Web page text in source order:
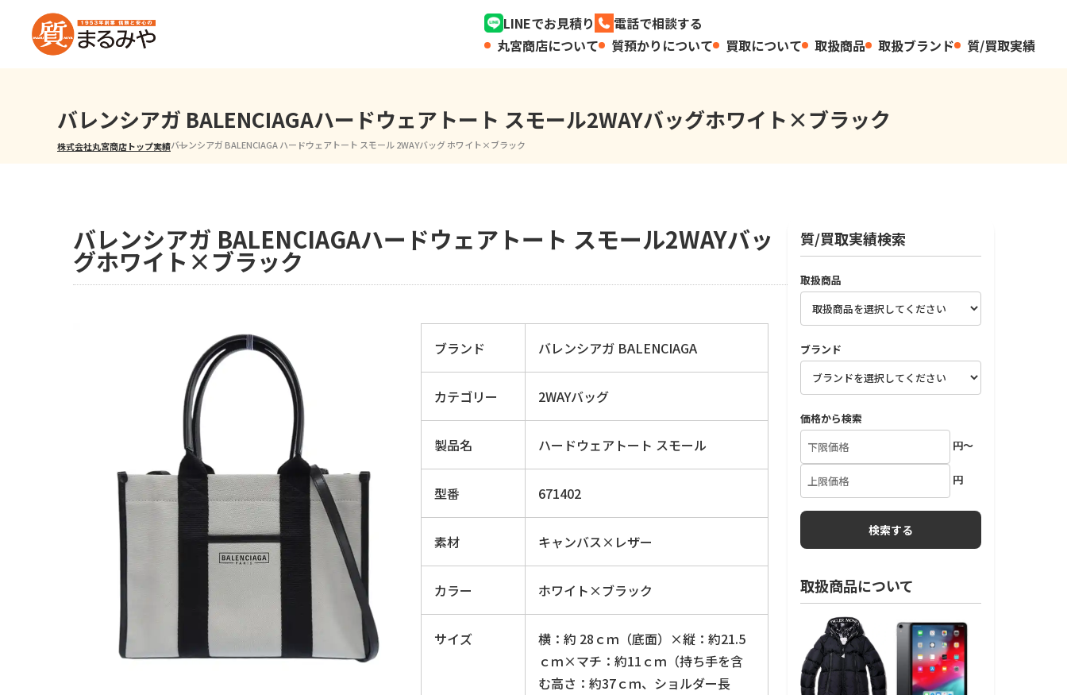
LINEでお見積り
電話で相談する
丸宮商店について
質預かりについて 買取について 取扱商品 取扱ブランド 質/買取実績
バレンシアガ BALENCIAGAハードウェアトート スモール2WAYバッグホワイト×ブラック
株式会社丸宮商店トップ⁩実績バレンシアガ BALENCIAGA ハードウェアトート スモール 2WAYバッグ ホワイト×ブラック
バレンシアガ BALENCIAGAハードウェアトート スモール2WAYバッ
グホワイト×ブラック
ブランド バレンシアガ BALENCIAGA
カテゴリー 2WAYバッグ
製品名 ハードウェアトート スモール
型番 671402
素材 キャンバス×レザー
カラー ホワイト×ブラック
サイズ
横：約 28ｃｍ（底面）×縦：約21.5
ｃｍ×マチ：約11ｃｍ（持ち手を含
む高さ：約37ｃｍ、ショルダー長
質/買取実績検索
取扱商品
ブランド
価格から検索
円～
円
取扱商品について